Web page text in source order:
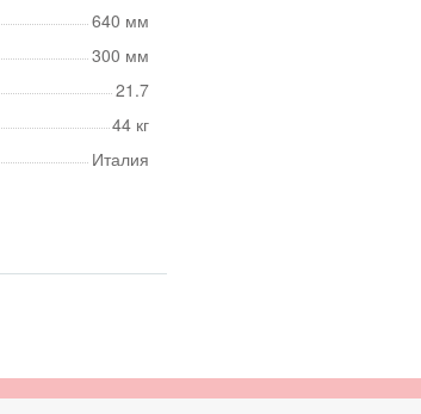
640 мм
300 мм
21.7
44 кг
Италия